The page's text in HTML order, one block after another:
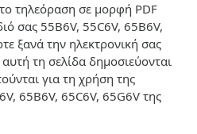
το τηλεόραση σε μορφή PDF
σας 55B6V, 55C6V, 65B6V,
ξανά την ηλεκτρονική σας
τη σελίδα δημοσιεύονται
για τη χρήση της
65B6V, 65C6V, 65G6V της